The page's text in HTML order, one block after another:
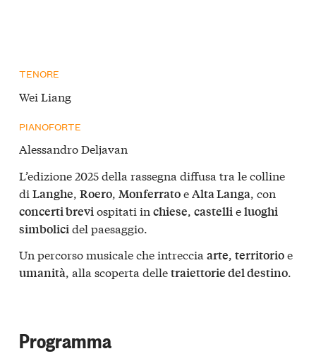
TENORE
Wei Liang
PIANOFORTE
Alessandro Deljavan
L’edizione 2025 della rassegna diffusa tra le colline
di Langhe, Roero, MonferratoeAlta Langa, con
concerti breviospitati in chiese, castellieluoghi
simbolicidel paesaggio.
Un percorso musicale che intreccia arte, territorioe
umanità, alla scoperta delletraiettorie del destino.
Programma